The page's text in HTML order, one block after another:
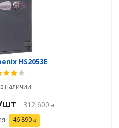
HS2053E
в наличии
312 600
46 890